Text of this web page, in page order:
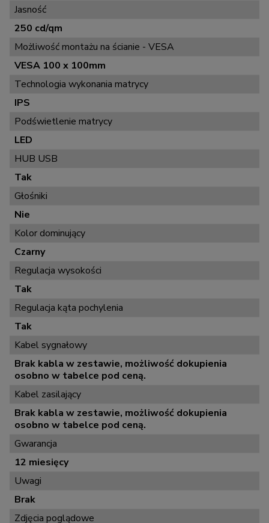
Jasność
250 cd/qm
Możliwość montażu na ścianie - VESA
VESA 100 x 100mm
Technologia wykonania matrycy
IPS
Podświetlenie matrycy
LED
HUB USB
Tak
Głośniki
Nie
Kolor dominujący
Czarny
Regulacja wysokości
Tak
Regulacja kąta pochylenia
Tak
Kabel sygnałowy
Brak kabla w zestawie, możliwość dokupienia
osobno w tabelce pod ceną.
Kabel zasilający
Brak kabla w zestawie, możliwość dokupienia
osobno w tabelce pod ceną.
Gwarancja
12 miesięcy
Uwagi
Brak
Zdjęcia poglądowe